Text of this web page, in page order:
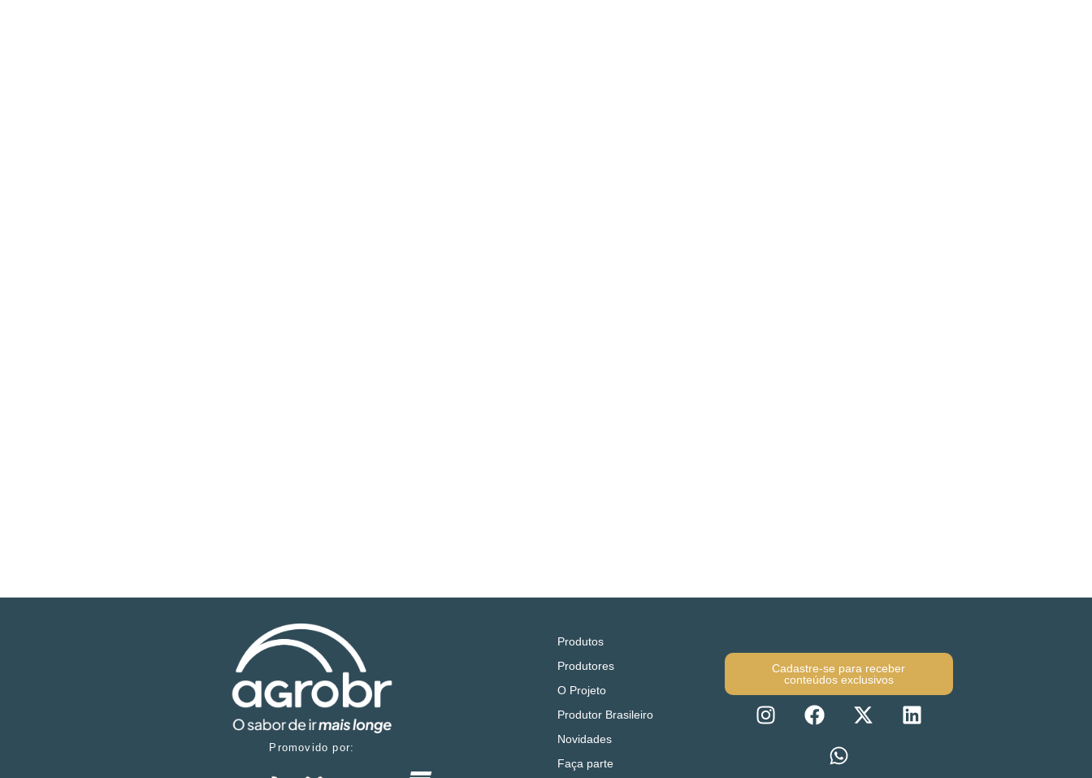
Promovido por:
Produtos
Produtores
O Projeto
Produtor Brasileiro
Novidades
Faça parte
Cadastre-se para receber
conteúdos exclusivos